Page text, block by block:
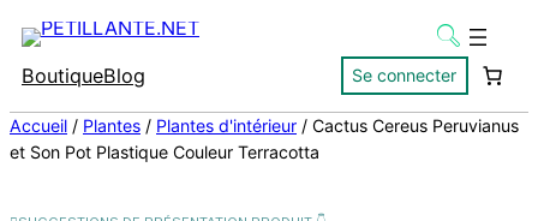
BoutiqueBlog Se connecter
Accueil / Plantes / Plantes d'intérieur / Cactus Cereus Peruvianus
et Son Pot Plastique Couleur Terracotta